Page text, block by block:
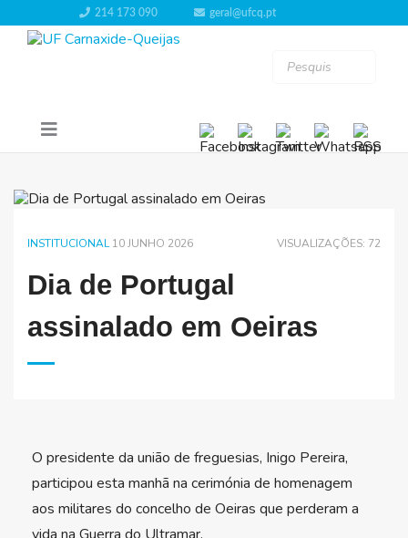
214 173 090 geral@ufcq.pt
INSTITUCIONAL 10 JUNHO 2026 VISUALIZAÇÕES: 72
Dia de Portugal
assinalado em Oeiras
O presidente da união de freguesias, Inigo Pereira,
participou esta manhã na cerimónia de homenagem
aos militares do concelho de Oeiras que perderam a